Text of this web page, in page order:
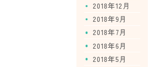
2018年12月
2018年9月
2018年7月
2018年6月
2018年5月